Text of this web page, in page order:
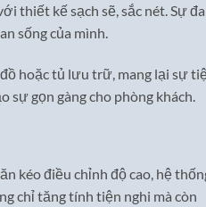
thiết kế sạch sẽ, sắc nét. Sự đa
sống của mình.
hoặc tủ lưu trữ, mang lại sự
gọn gàng cho phòng khách.
kéo điều chỉnh độ cao, hệ
chỉ tăng tính tiện nghi mà còn